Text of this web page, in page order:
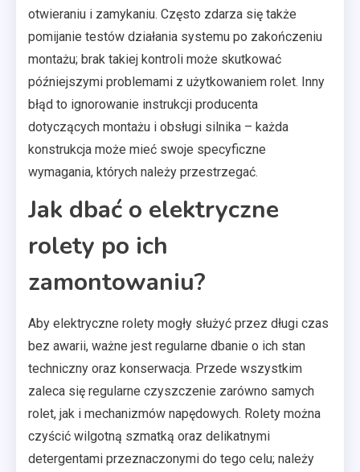
otwieraniu i zamykaniu. Często zdarza się także
pomijanie testów działania systemu po zakończeniu
montażu; brak takiej kontroli może skutkować
późniejszymi problemami z użytkowaniem rolet. Inny
błąd to ignorowanie instrukcji producenta
dotyczących montażu i obsługi silnika – każda
konstrukcja może mieć swoje specyficzne
wymagania, których należy przestrzegać.
Jak dbać o elektryczne
rolety po ich
zamontowaniu?
Aby elektryczne rolety mogły służyć przez długi czas
bez awarii, ważne jest regularne dbanie o ich stan
techniczny oraz konserwacja. Przede wszystkim
zaleca się regularne czyszczenie zarówno samych
rolet, jak i mechanizmów napędowych. Rolety można
czyścić wilgotną szmatką oraz delikatnymi
detergentami przeznaczonymi do tego celu; należy